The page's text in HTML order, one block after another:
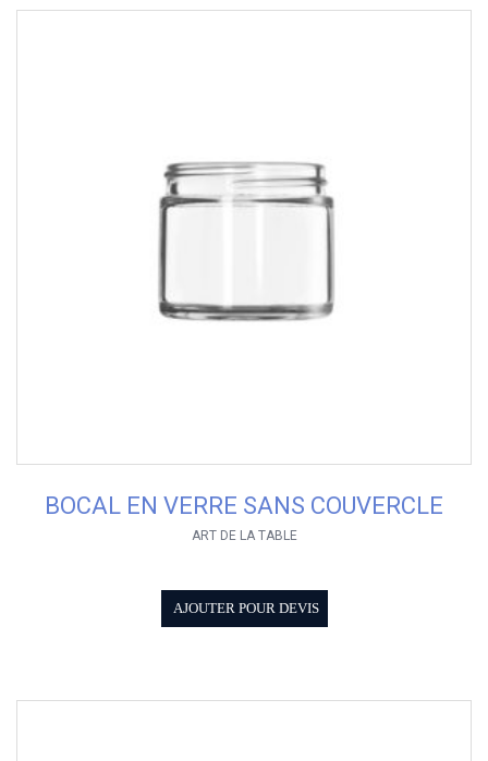
BOCAL EN VERRE SANS COUVERCLE
ART DE LA TABLE
AJOUTER POUR DEVIS